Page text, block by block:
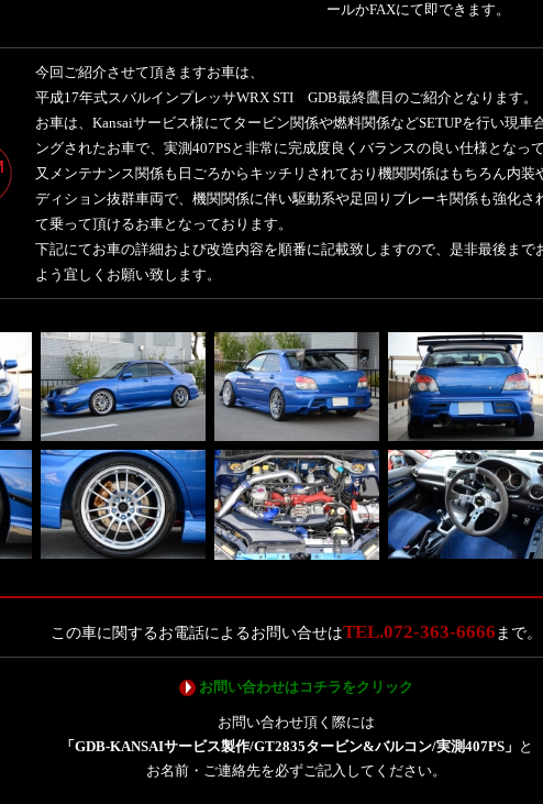
ールかFAXにて即できます。
今回ご紹介させて頂きますお車は、
平成17年式スバルインプレッサWRX STI GDB最終鷹目のご紹介となります。
お車は、Kansaiサービス様にてタービン関係や燃料関係などSETUPを行い現車
ングされたお車で、実測407PSと非常に完成度良くバランスの良い仕様となっ
又メンテナンス関係も日ごろからキッチリされており機関関係はもちろん内装
ディション抜群車両で、機関関係に伴い駆動系や足回りブレーキ関係も強化さ
て乗って頂けるお車となっております。
下記にてお車の詳細および改造内容を順番に記載致しますので、是非最後まで
よう宜しくお願い致します。
この車に関するお電話によるお問い合せはTEL.072-363-6666 まで。
お問い合わせはコチラをクリック
お問い合わせ頂く際には
「GDB-KANSAIサービス製作/GT2835タービン&バルコン/実測407PS」 と
お名前・ご連絡先を必ずご記入してください。